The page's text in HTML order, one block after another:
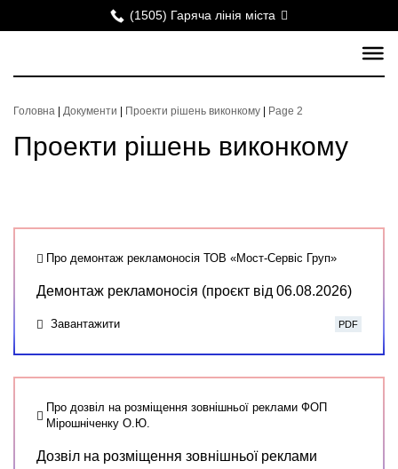
(1505) Гаряча лінія міста
Головна Документи Проекти рішень виконкому Page 2
Проекти рішень виконкому
Про демонтаж рекламоносія ТОВ «Мост-Сервіс Груп»
Демонтаж рекламоносія (проєкт від 06.08.2026)
Завантажити PDF
Про дозвіл на розміщення зовнішньої реклами ФОП
Мірошніченку О.Ю.
Дозвіл на розміщення зовнішньої реклами